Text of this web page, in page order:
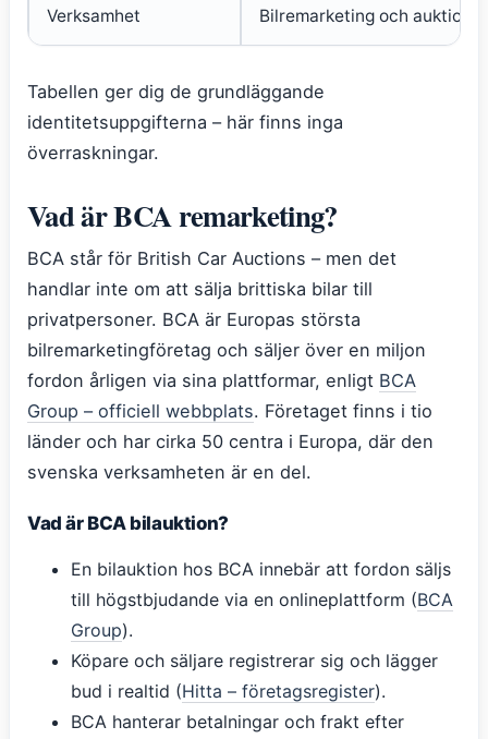
Verksamhet Bilremarketing och auktioner
Tabellen ger dig de grundläggande
identitetsuppgifterna – här finns inga
överraskningar.
Vad är BCA remarketing?
BCA står för British Car Auctions – men det
handlar inte om att sälja brittiska bilar till
privatpersoner. BCA är Europas största
bilremarketingföretag och säljer över en miljon
fordon årligen via sina plattformar, enligt BCA
Group – officiell webbplats. Företaget finns i tio
länder och har cirka 50 centra i Europa, där den
svenska verksamheten är en del.
Vad är BCA bilauktion?
En bilauktion hos BCA innebär att fordon säljs
till högstbjudande via en onlineplattform (BCA
Group).
Köpare och säljare registrerar sig och lägger
bud i realtid (Hitta – företagsregister).
BCA hanterar betalningar och frakt efter